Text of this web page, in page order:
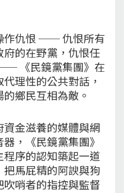
作仇恨 ── 仇恨所有
的在野黨，仇恨任
《民鏡黨集團》在
理性的公共對話，
鄉民互相為敵。
金滋養的媒體與網
，《民鏡黨集團》
序的認知築起一道
馬屁精的阿諛與狗
哨者的指控與監督